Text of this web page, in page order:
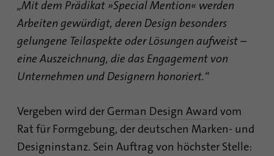
„Mit dem Prädikat »Special Mention« werden
Arbeiten gewürdigt, deren Design besonders
gelungene Teilaspekte oder Lösungen aufweist –
eine Auszeichnung, die das Engagement von
Unternehmen und Designern honoriert.“
Vergeben wird der German Design Award vom
Rat für Formgebung, der deutschen Marken- und
Designinstanz. Sein Auftrag von höchster Stelle:
Zweck
Enthält die gewählten Tracking-Optin-
Einstellungen.
Name site-language-preference
Anbieter TYPO3
30 Tage
verfolgen. Die Cookies speichern
Informationen anonym und weisen eine
zufällig generierte Nummer zu, um
eindeutige Besucher zu identifizieren.
Anbieter Google Analytics
Laufzeit 1 Tag